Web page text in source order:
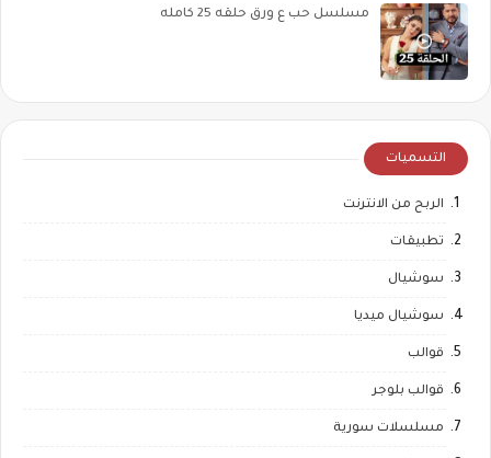
مسلسل حب ع ورق حلقه 25 كامله
التسميات
الربح من الانترنت
تطبيقات
سوشيال
سوشيال ميديا
قوالب
قوالب بلوجر
مسلسلات سورية